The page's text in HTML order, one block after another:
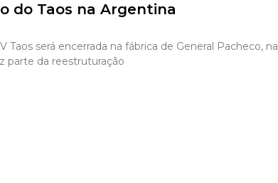
do Taos na Argentina
será encerrada na fábrica de General Pacheco, na
parte da reestruturação